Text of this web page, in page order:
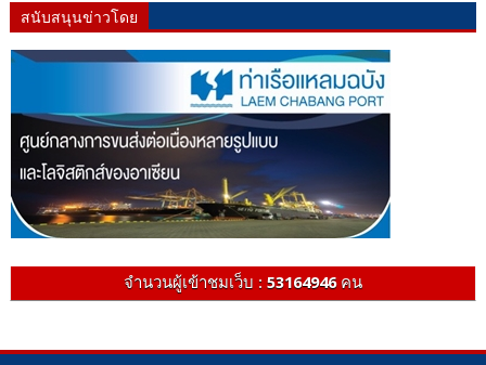
สนับสนุนข่าวโดย
จำนวนผู้เข้าชมเว็บ : 53164946คน